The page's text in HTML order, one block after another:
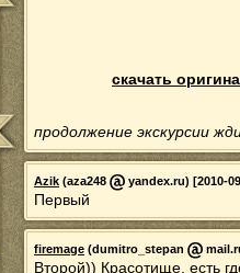
скачать
продолжение экскурсии
Azik (aza248 yandex.ru) [2010-
Первый
firemage (dumitro_stepan
Второй)) Красотище, есть